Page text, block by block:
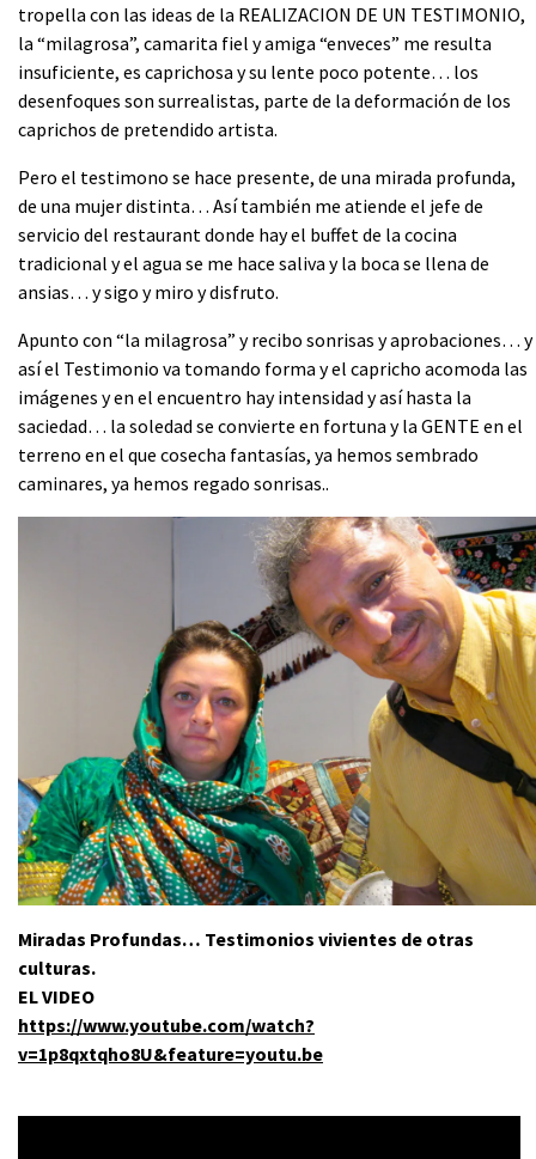
tropella con las ideas de la REALIZACION DE UN TESTIMONIO,
la “milagrosa”, camarita fiel y amiga “enveces” me resulta
insuficiente, es caprichosa y su lente poco potente… los
desenfoques son surrealistas, parte de la deformación de los
caprichos de pretendido artista.
Pero el testimono se hace presente, de una mirada profunda,
de una mujer distinta… Así también me atiende el jefe de
servicio del restaurant donde hay el buffet de la cocina
tradicional y el agua se me hace saliva y la boca se llena de
ansias… y sigo y miro y disfruto.
Apunto con “la milagrosa” y recibo sonrisas y aprobaciones… y
así el Testimonio va tomando forma y el capricho acomoda las
imágenes y en el encuentro hay intensidad y así hasta la
saciedad… la soledad se convierte en fortuna y la GENTE en el
terreno en el que cosecha fantasías, ya hemos sembrado
caminares, ya hemos regado sonrisas..
Miradas Profundas… Testimonios vivientes de otras
culturas.
EL VIDEO
https://www.youtube.com/watch?
v=1p8qxtqho8U&feature=youtu.be